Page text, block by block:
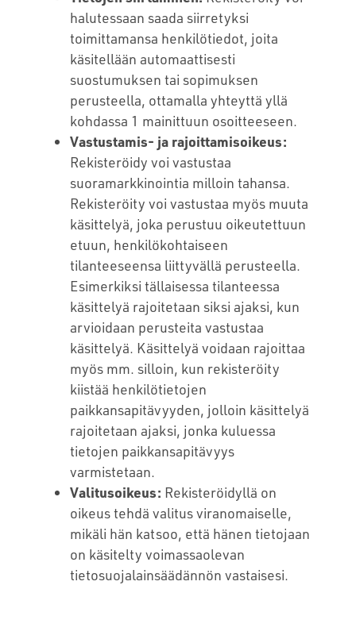
halutessaan saada siirretyksi
toimittamansa henkilötiedot, joita
käsitellään automaattisesti
suostumuksen tai sopimuksen
perusteella, ottamalla yhteyttä yllä
kohdassa 1 mainittuun osoitteeseen.
Vastustamis- ja rajoittamisoikeus:
Rekisteröidy voi vastustaa
suoramarkkinointia milloin tahansa.
Rekisteröity voi vastustaa myös muuta
käsittelyä, joka perustuu oikeutettuun
etuun, henkilökohtaiseen
tilanteeseensa liittyvällä perusteella.
Esimerkiksi tällaisessa tilanteessa
käsittelyä rajoitetaan siksi ajaksi, kun
arvioidaan perusteita vastustaa
käsittelyä. Käsittelyä voidaan rajoittaa
myös mm. silloin, kun rekisteröity
kiistää henkilötietojen
paikkansapitävyyden, jolloin käsittelyä
rajoitetaan ajaksi, jonka kuluessa
tietojen paikkansapitävyys
varmistetaan.
Valitusoikeus: Rekisteröidyllä on
oikeus tehdä valitus viranomaiselle,
mikäli hän katsoo, että hänen tietojaan
on käsitelty voimassaolevan
tietosuojalainsäädännön vastaisesi.